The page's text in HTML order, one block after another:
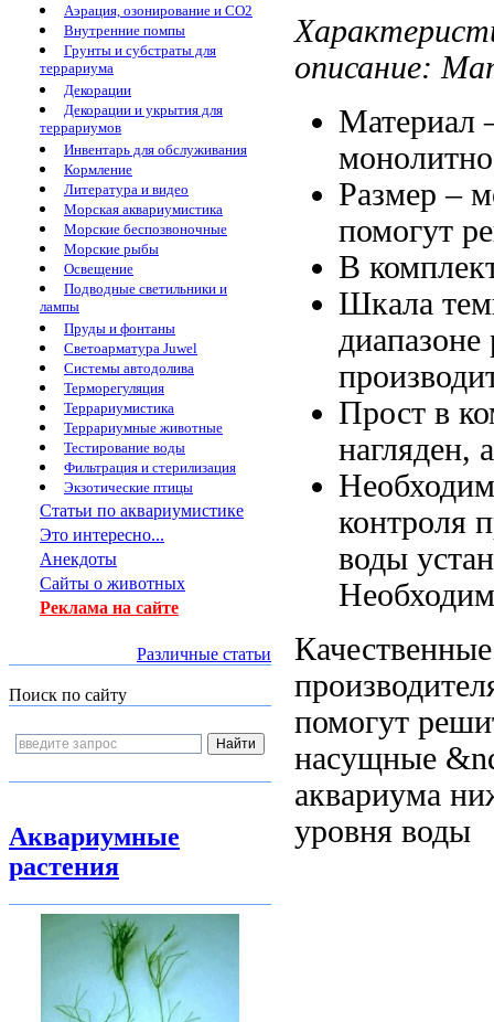
Аэрация, озонирование и CO2
Внутренние помпы
Грунты и субстраты для
террариума
Декорации
Декорации и укрытия для
террариумов
Инвентарь для обслуживания
Кормление
Литература и видео
Морская аквариумистика
Морские беспозвоночные
Морские рыбы
Освещение
Подводные светильники и
лампы
Пруды и фонтаны
Светоарматура Juwel
Системы автодолива
Терморегуляция
Террариумистика
Террариумные животные
Тестирование воды
Фильтрация и стерилизация
Экзотические птицы
Статьи по аквариумистике
Это интересно...
Анекдоты
Сайты о животных
Реклама на сайте
Различные статьи
Поиск по сайту
Аквариумные
растения
описание:
Материал
Размер –
помогут
В
Шкала
диапазоне
Прост в
нагляден,
контроля
воды
помогут
насущные
аквариума
уровня воды